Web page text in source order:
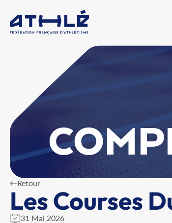
Retour
Les Courses
31 Mai 2026